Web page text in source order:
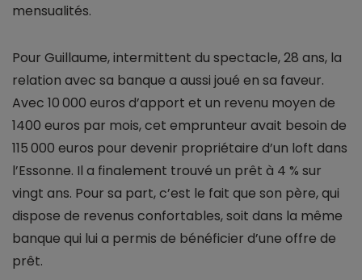
mensualités.
Pour Guillaume, intermittent du spectacle, 28 ans, la
relation avec sa banque a aussi joué en sa faveur.
Avec 10 000 euros d’apport et un revenu moyen de
1400 euros par mois, cet emprunteur avait besoin de
115 000 euros pour devenir propriétaire d’un loft dans
l’Essonne. Il a finalement trouvé un prêt à 4 % sur
vingt ans. Pour sa part, c’est le fait que son père, qui
dispose de revenus confortables, soit dans la même
banque qui lui a permis de bénéficier d’une offre de
prêt.